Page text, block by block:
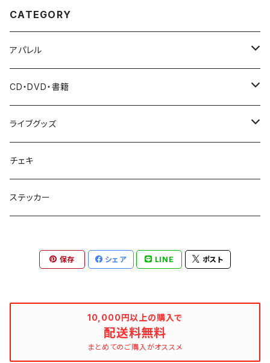
CATEGORY
アパレル
Tシャツ
パーカー
バッグ
CD・DVD・書籍
CD
DVD・Blu-ray
雑誌・写真集
ライブグッズ
ペンライト
タオル
チェキ
ステッカー
保存 シェア LINE ポスト
10,000円以上の購入で
配送料無料
まとめてのご購入がオススメ